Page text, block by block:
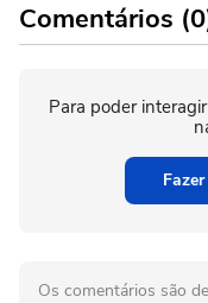
Comentários
Para poder
Os comentários são